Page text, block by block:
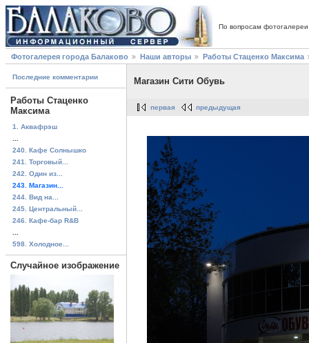
По вопросам
Фотогалерея города Балаково Наши авторы Работы Стаценко Максима
Последние комментарии
Работы Стаценко
Максима
1. Аквафрэш
240. Кафе Солнышко
241. Торговый...
242. Один из...
243. Магазин...
244. Вид на...
245. Центральный...
246. Кафе-бар R&B
598. Холодное...
Случайное изображение
Магазин Сити Обувь
первая предыдущая